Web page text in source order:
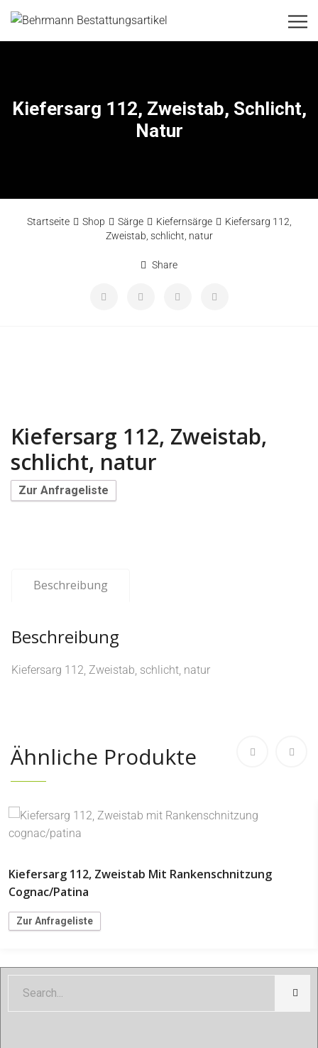
Kiefersarg 112, Zweistab, Schlicht,
Natur
Startseite Shop Särge Kiefernsärge
Kiefersarg 112,
Zweistab, schlicht, natur
Share
Kiefersarg 112, Zweistab,
schlicht, natur
Zur Anfrageliste
Beschreibung
Beschreibung
Kiefersarg 112, Zweistab, schlicht, natur
Ähnliche Produkte
Kiefersarg 112, Zweistab Mit Rankenschnitzung
Cognac/patina
Zur Anfrageliste